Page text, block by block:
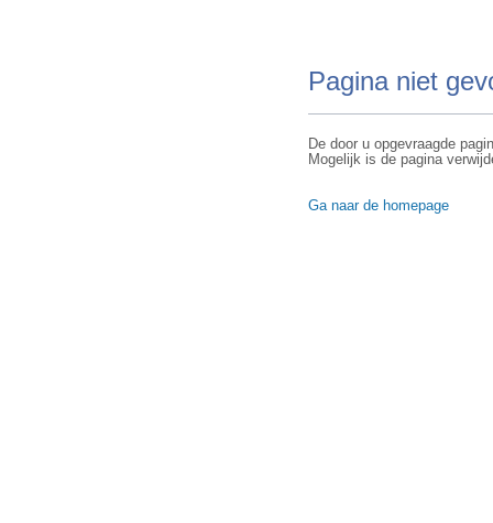
Pagina niet
De door u opgevraagde
Mogelijk is de pagina
Ga naar de homepage